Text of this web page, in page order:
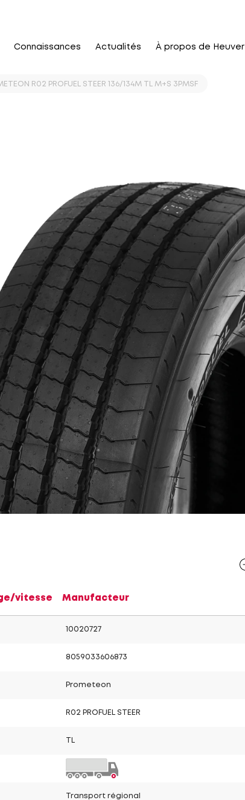
Connaissances Actualités À propos de Heuver
R02 PROFUEL STEER 136/134M TL M+S 3PMSF
vitesse Manufacteur
10020727
8059033606873
Prometeon
R02 PROFUEL STEER
Transport régional